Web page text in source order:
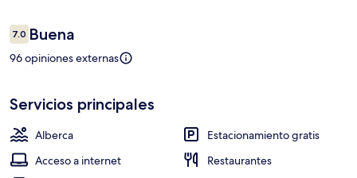
Opiniones
7.07.0 de 10,
Buena
96 opiniones externas
Servicios principales
Alberca
Estacionamiento gratis
Acceso a internet
Restaurantes